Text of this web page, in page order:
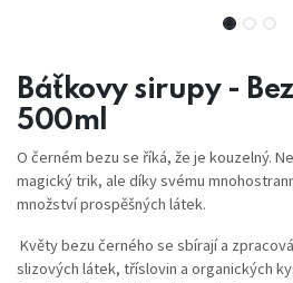
Báťkovy sirupy -
500ml
O černém bezu se říká, že je kouzelný.
magický trik, ale díky svému
množství prospěšných látek.
Květy bezu černého se sbírají a
slizových látek, tříslovin a organických